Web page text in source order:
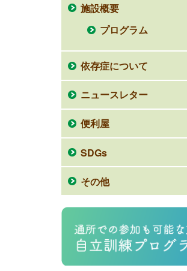
施設概要
プログラム
依存症について
ニュースレター
便利屋
SDGs
その他